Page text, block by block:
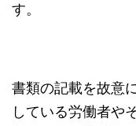
す。
書類の記載を故意
している労働者や